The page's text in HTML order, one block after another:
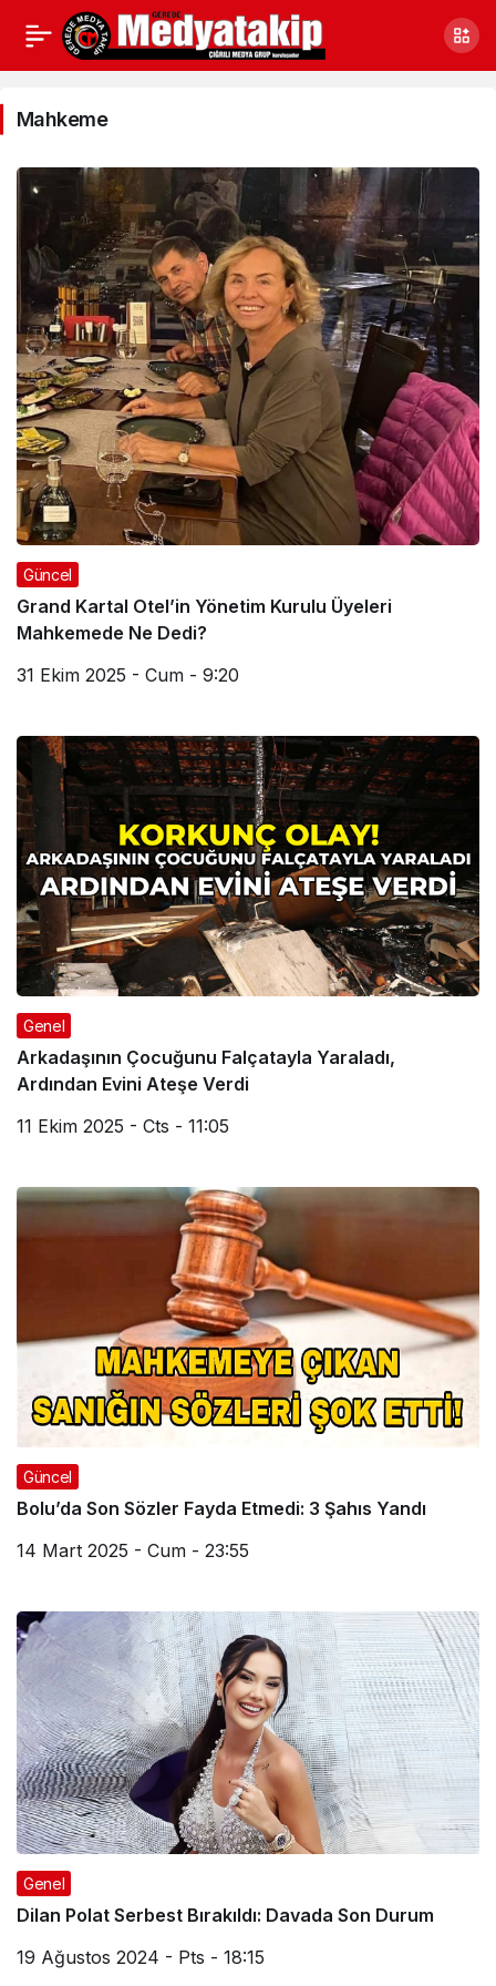
Mahkeme
Haberleri
Mahkeme
Güncel
Grand Kartal Otel’in Yönetim Kurulu Üyeleri
Mahkemede Ne Dedi?
31 Ekim 2025 - Cum - 9:20
Genel
Arkadaşının Çocuğunu Falçatayla Yaraladı,
Ardından Evini Ateşe Verdi
11 Ekim 2025 - Cts - 11:05
Güncel
Bolu’da Son Sözler Fayda Etmedi: 3 Şahıs Yandı
14 Mart 2025 - Cum - 23:55
Genel
Dilan Polat Serbest Bırakıldı: Davada Son Durum
19 Ağustos 2024 - Pts - 18:15